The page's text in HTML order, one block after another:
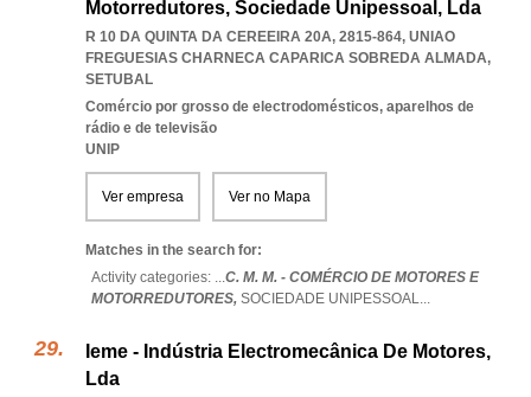
Motorredutores, Sociedade Unipessoal, Lda
R 10 DA QUINTA DA CEREEIRA 20A, 2815-864, UNIAO
FREGUESIAS CHARNECA CAPARICA SOBREDA ALMADA,
SETUBAL
Comércio por grosso de electrodomésticos, aparelhos de
rádio e de televisão
UNIP
Ver empresa Ver no Mapa
Matches in the search for:
Activity categories: ...C. M. M. - COMÉRCIO DE MOTORES E
MOTORREDUTORES, SOCIEDADE UNIPESSOAL...
Ieme - Indústria Electromecânica De Motores,
Lda